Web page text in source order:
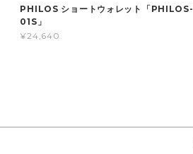
PHILOS ショートウォレット「PHILOS-
01S」
¥24,640